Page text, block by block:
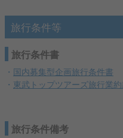
旅行条件等
旅行条件書
・ 国内募集型企画旅行条件書
・ 東武トップツアーズ旅行業
旅行条件備考